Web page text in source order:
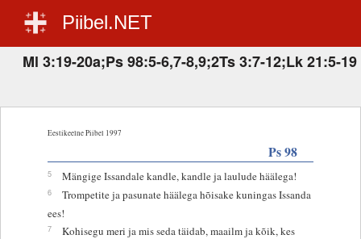
Piibel.NET
Ml 3:19-20a;Ps 98:5-6,7-8,9;2Ts 3:7-12;Lk 21:5-19
Eestikeelne Piibel 1997
Ps 98
5 Mängige Issandale kandle, kandle ja laulude häälega!
6
Trompetite ja pasunate häälega hõisake kuningas Issanda
ees!
7
Kohisegu meri ja mis seda täidab, maailm ja kõik, kes